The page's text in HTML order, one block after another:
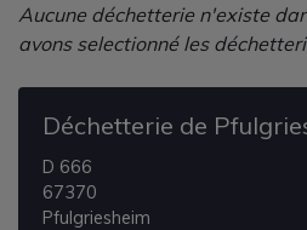
Aucune déchetterie n'existe
avons selectionné les
Déchetterie de
D 666
67370
Pfulgriesheim